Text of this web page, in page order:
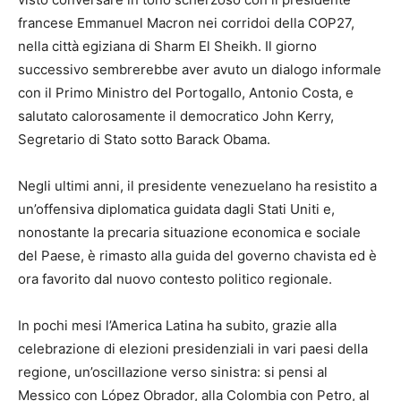
francese Emmanuel Macron nei corridoi della COP27,
nella città egiziana di Sharm El Sheikh. Il giorno
successivo sembrerebbe aver avuto un dialogo informale
con il Primo Ministro del Portogallo, Antonio Costa, e
salutato calorosamente il democratico John Kerry,
Segretario di Stato sotto Barack Obama.
Negli ultimi anni, il presidente venezuelano ha resistito a
un’offensiva diplomatica guidata dagli Stati Uniti e,
nonostante la precaria situazione economica e sociale
del Paese, è rimasto alla guida del governo chavista ed è
ora favorito dal nuovo contesto politico regionale.
In pochi mesi l’America Latina ha subito, grazie alla
celebrazione di elezioni presidenziali in vari paesi della
regione, un’oscillazione verso sinistra: si pensi al
Messico con López Obrador, alla Colombia con Petro, al